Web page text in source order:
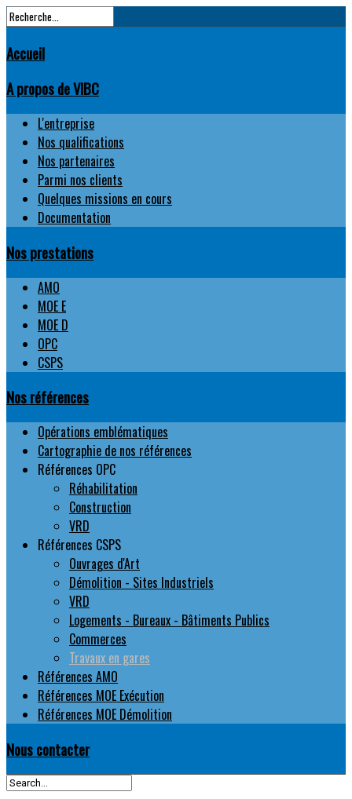
Accueil
A propos de VIBC
L'entreprise
Nos qualifications
Nos partenaires
Parmi nos clients
Quelques missions en cours
Documentation
Nos prestations
AMO
MOE E
MOE D
OPC
CSPS
Nos références
Opérations emblématiques
Cartographie de nos références
Références OPC
Réhabilitation
Construction
VRD
Références CSPS
Ouvrages d'Art
Démolition - Sites Industriels
VRD
Logements - Bureaux - Bâtiments Publics
Commerces
Travaux en gares
Références AMO
Références MOE Exécution
Références MOE Démolition
Nous contacter